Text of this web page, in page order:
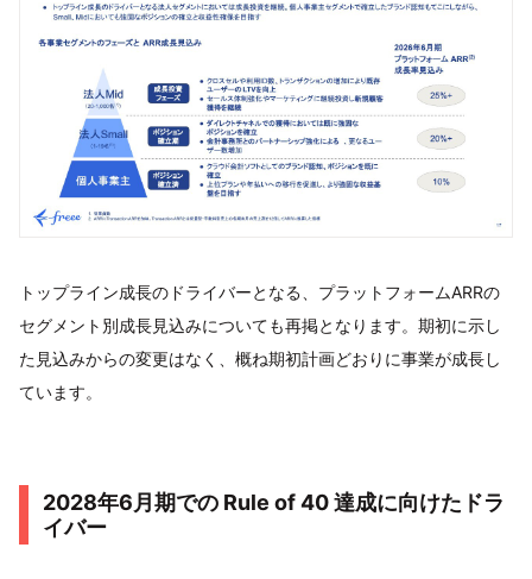
トップライン成長のドライバーとなる、プラットフォームARRの
セグメント別成長見込みについても再掲となります。期初に示し
た見込みからの変更はなく、概ね期初計画どおりに事業が成長し
ています。
2028年6月期での Rule of 40 達成に向けたドラ
イバー